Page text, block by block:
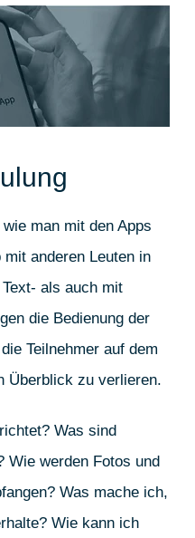
man mit den Apps
anderen Leuten in
als auch mit
die Bedienung der
Teilnehmer auf dem
Überblick zu verlieren.
Was sind
Wie werden Fotos und
Was mache ich,
Wie kann ich